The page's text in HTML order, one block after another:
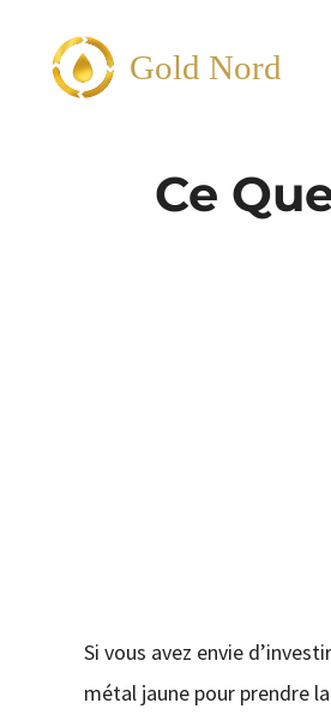
contenu
Gold Nord
Ce
Si vous avez envie
métal jaune pour prendre